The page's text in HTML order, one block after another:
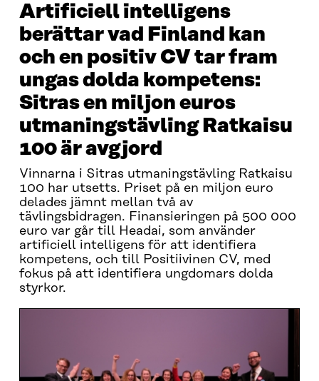
Artificiell intelligens
berättar vad Finland kan
och en positiv CV tar fram
ungas dolda kompetens:
Sitras en miljon euros
utmaningstävling Ratkaisu
100 är avgjord
Vinnarna i Sitras utmaningstävling Ratkaisu
100 har utsetts. Priset på en miljon euro
delades jämnt mellan två av
tävlingsbidragen. Finansieringen på 500 000
euro var går till Headai, som använder
artificiell intelligens för att identifiera
kompetens, och till Positiivinen CV, med
fokus på att identifiera ungdomars dolda
styrkor.